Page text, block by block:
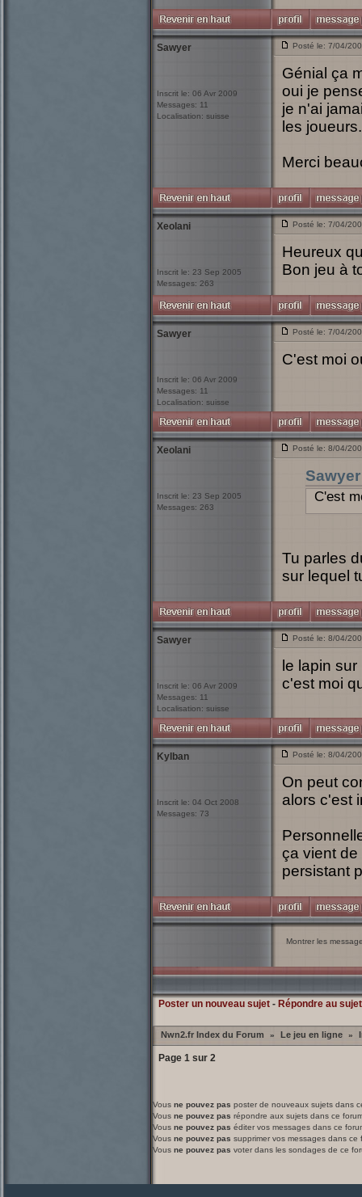
Sawyer
Inscrit le: 06 Avr 2009
Messages: 11
Localisation: suisse
Posté le: 7/04/
Génial ça
oui je
je n'ai
les joueurs.
Merci
Xeolani
Inscrit le: 23 Sep 2005
Messages: 263
Posté le: 7/04/
Heureux
Bon jeu à
Sawyer
Inscrit le: 06 Avr 2009
Messages: 11
Localisation: suisse
Posté le: 7/04/
C'est moi
Xeolani
Inscrit le: 23 Sep 2005
Messages: 263
Posté le: 8/04/
Sawyer
C'est
Tu parles
sur lequel
Sawyer
Inscrit le: 06 Avr 2009
Messages: 11
Localisation: suisse
Posté le: 8/04/
le lapin
c'est moi
Kylban
Inscrit le: 04 Oct 2008
Messages: 73
Posté le: 8/04/
On peut
alors c'est
ça vient de
persistant
Montrer les
Poster un nouveau sujet- Répondre au sujet
Nwn2.fr Index du Forum » Le jeu en ligne »
Page 1sur 2
Vous ne pouvez pas poster de nouveaux sujets dans
Vous ne pouvez pas répondre aux sujets dans ce
Vous ne pouvez pas éditer vos messages dans ce
Vous ne pouvez pas supprimer vos messages dans ce
Vous ne pouvez pas voter dans les sondages de ce